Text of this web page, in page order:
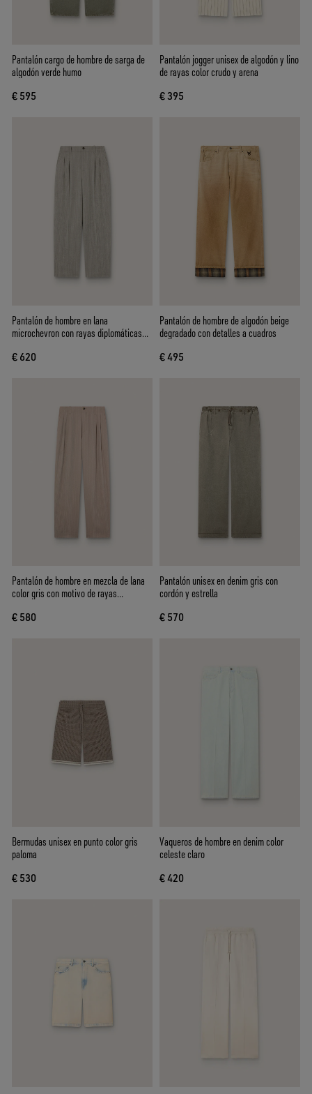
Pantalón cargo de hombre de sarga de
algodón verde humo
€ 595
Pantalón jogger unisex de algodón y lino
de rayas color crudo y arena
€ 395
Pantalón de hombre en lana
microchevron con rayas diplomáticas
€ 620
Pantalón de hombre de algodón beige
degradado con detalles a cuadros
€ 495
Pantalón de hombre en mezcla de lana
color gris con motivo de rayas
€ 580
Pantalón unisex en denim gris con
cordón y estrella
€ 570
Bermudas unisex en punto color gris
paloma
€ 530
Vaqueros de hombre en denim color
celeste claro
€ 420